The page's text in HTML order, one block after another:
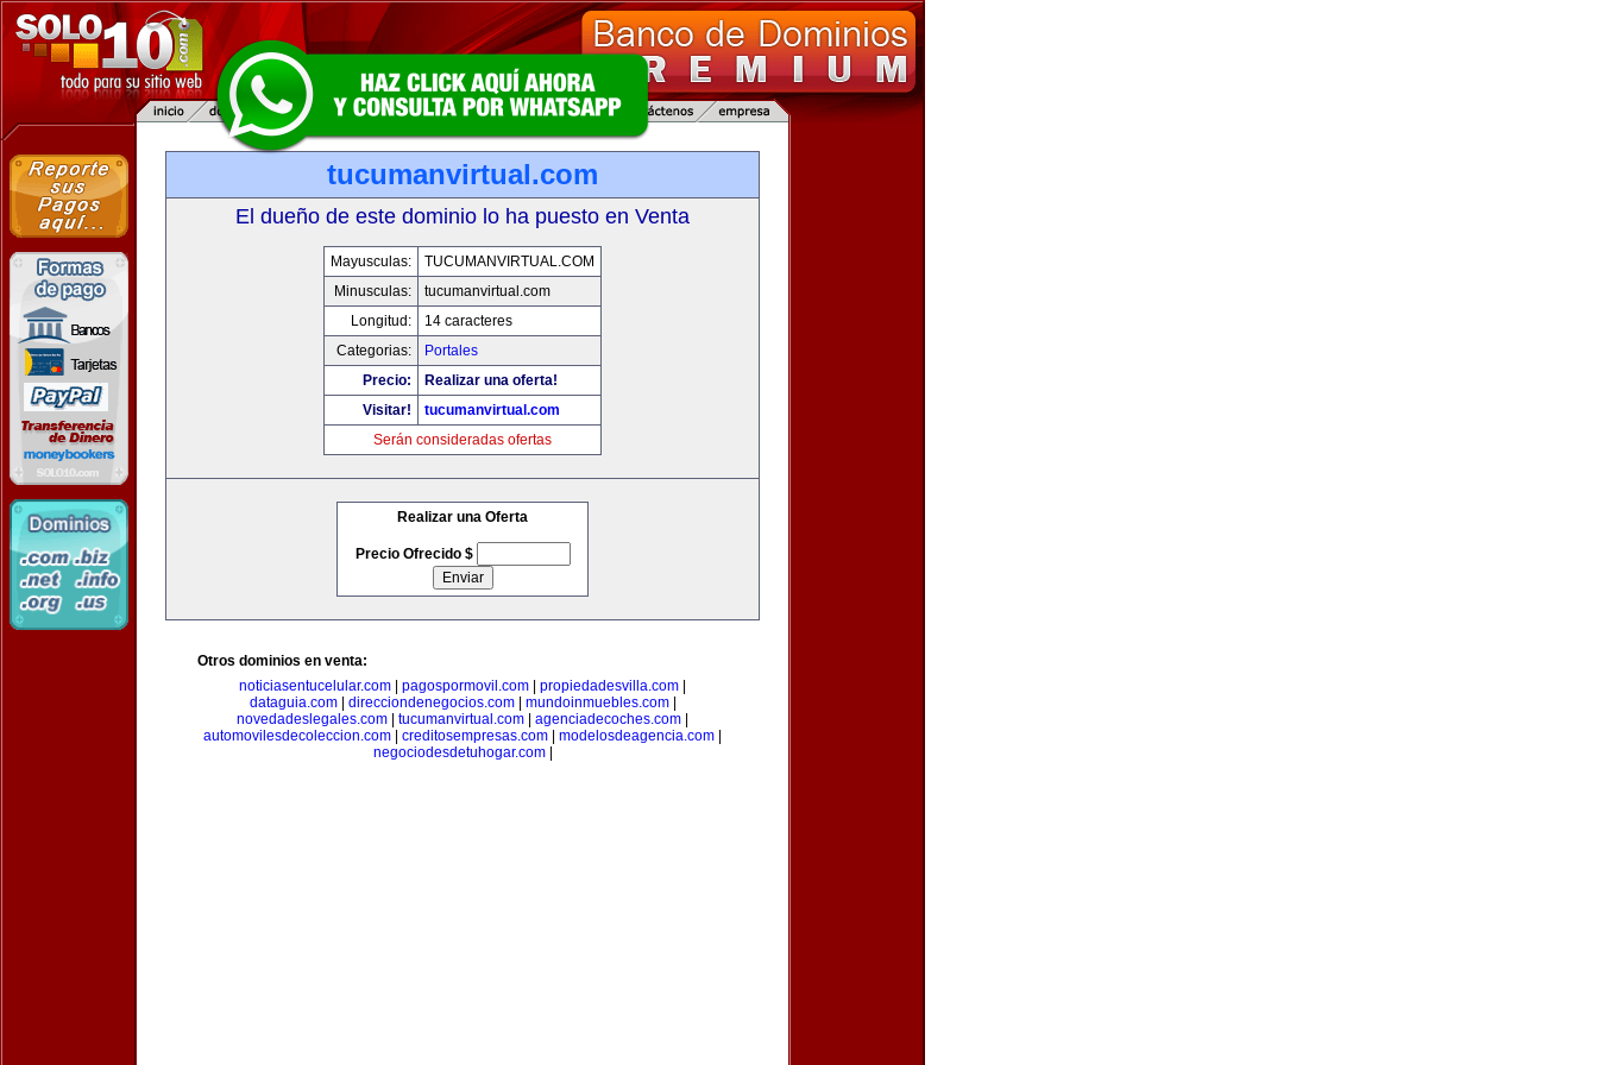
tucumanvirtual.com
El dueño de este dominio lo ha puesto en Venta
Mayusculas:
TUCUMANVIRTUAL.COM
Minusculas:
tucumanvirtual.com
Longitud:
14 caracteres
Categorias:
Portales
Precio:
Realizar una oferta!
Visitar!
tucumanvirtual.com
Serán consideradas ofertas
Realizar una Oferta
Precio Ofrecido $
Otros dominios en venta:
noticiasentucelular.com
pagospormovil.com propiedadesvilla.com
dataguia.com| direcciondenegocios.com| mundoinmuebles.com|
novedadeslegales.com
tucumanvirtual.com agenciadecoches.com
automovilesdecoleccion.com
creditosempresas.com modelosdeagencia.com
negociodesdetuhogar.com|